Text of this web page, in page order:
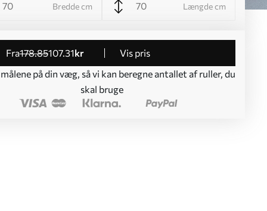
Bredde cm Længde cm
fra178.85107.31kr
Vis pris
på din væg, så vi kan beregne antallet af ruller, du
skal bruge